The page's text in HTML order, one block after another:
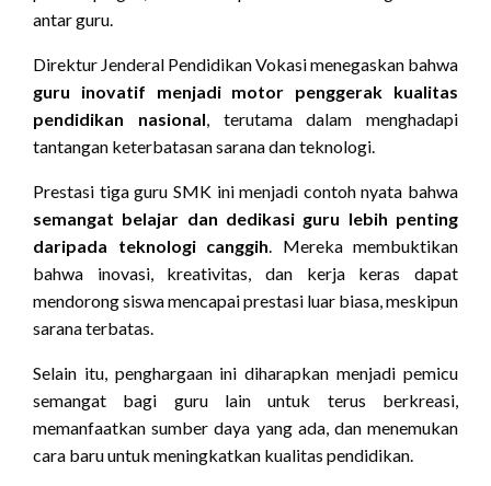
antar guru.
Direktur Jenderal Pendidikan Vokasi menegaskan bahwa
guru inovatif menjadi motor penggerak kualitas
pendidikan nasional, terutama dalam menghadapi
tantangan keterbatasan sarana dan teknologi.
Prestasi tiga guru SMK ini menjadi contoh nyata bahwa
semangat belajar dan dedikasi guru lebih penting
daripada teknologi canggih. Mereka membuktikan
bahwa inovasi, kreativitas, dan kerja keras dapat
mendorong siswa mencapai prestasi luar biasa, meskipun
sarana terbatas.
Selain itu, penghargaan ini diharapkan menjadi pemicu
semangat bagi guru lain untuk terus berkreasi,
memanfaatkan sumber daya yang ada, dan menemukan
cara baru untuk meningkatkan kualitas pendidikan.